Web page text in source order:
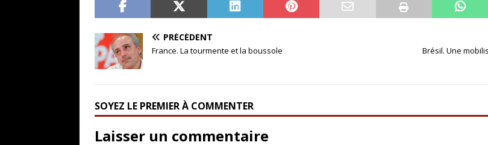
PRÉCÉDENT
France. La tourmente et la boussole
Brésil. Une
SOYEZ LE PREMIER À COMMENTER
Laisser un commentaire